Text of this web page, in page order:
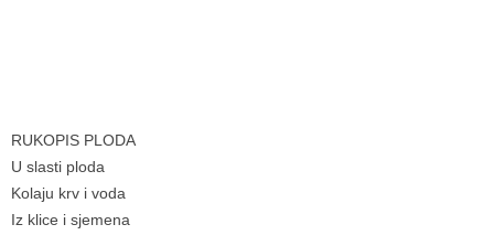
RUKOPIS PLODA
U slasti ploda
Kolaju krv i voda
Iz klice i sjemena